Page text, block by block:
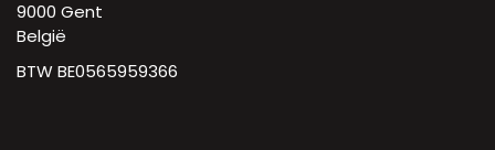
9000 Gent
België
BTW BE0565959366